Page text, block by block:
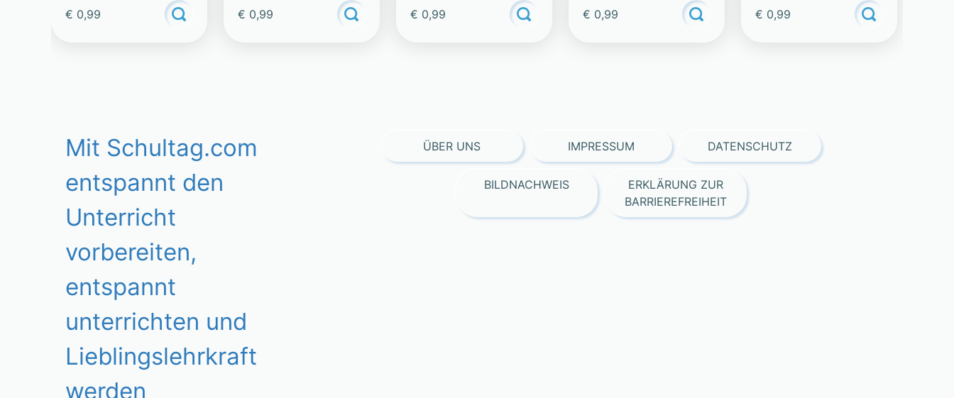
Grimm
€ 0,99 € 0,99 € 0,99 € 0,99
verwenden
€ 0,99
Mit Schultag.com
entspannt den
Unterricht
vorbereiten,
entspannt
unterrichten und
Lieblingslehrkraft
werden
ÜBER UNS IMPRESSUM DATENSCHUTZ
BILDNACHWEIS
ERKLÄRUNG ZUR
BARRIEREFREIHEIT